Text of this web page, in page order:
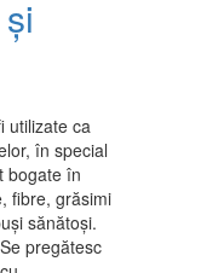
utilizate ca
în special
bogate în
fibre, grăsimi
sănătoși.
pregătesc